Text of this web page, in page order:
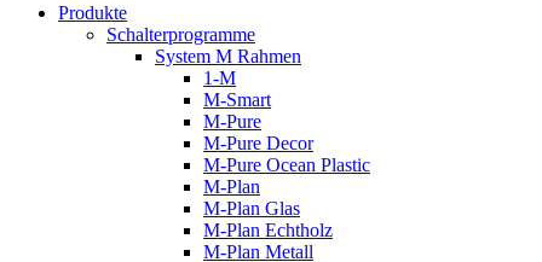
Produkte
Schalterprogramme
System M Rahmen
1-M
M-Smart
M-Pure
M-Pure Decor
M-Pure Ocean Plastic
M-Plan
M-Plan Glas
M-Plan Echtholz
M-Plan Metall